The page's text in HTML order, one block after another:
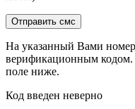
На указанный Вами
верификационным кодом.
поле ниже.
Код введен неверно